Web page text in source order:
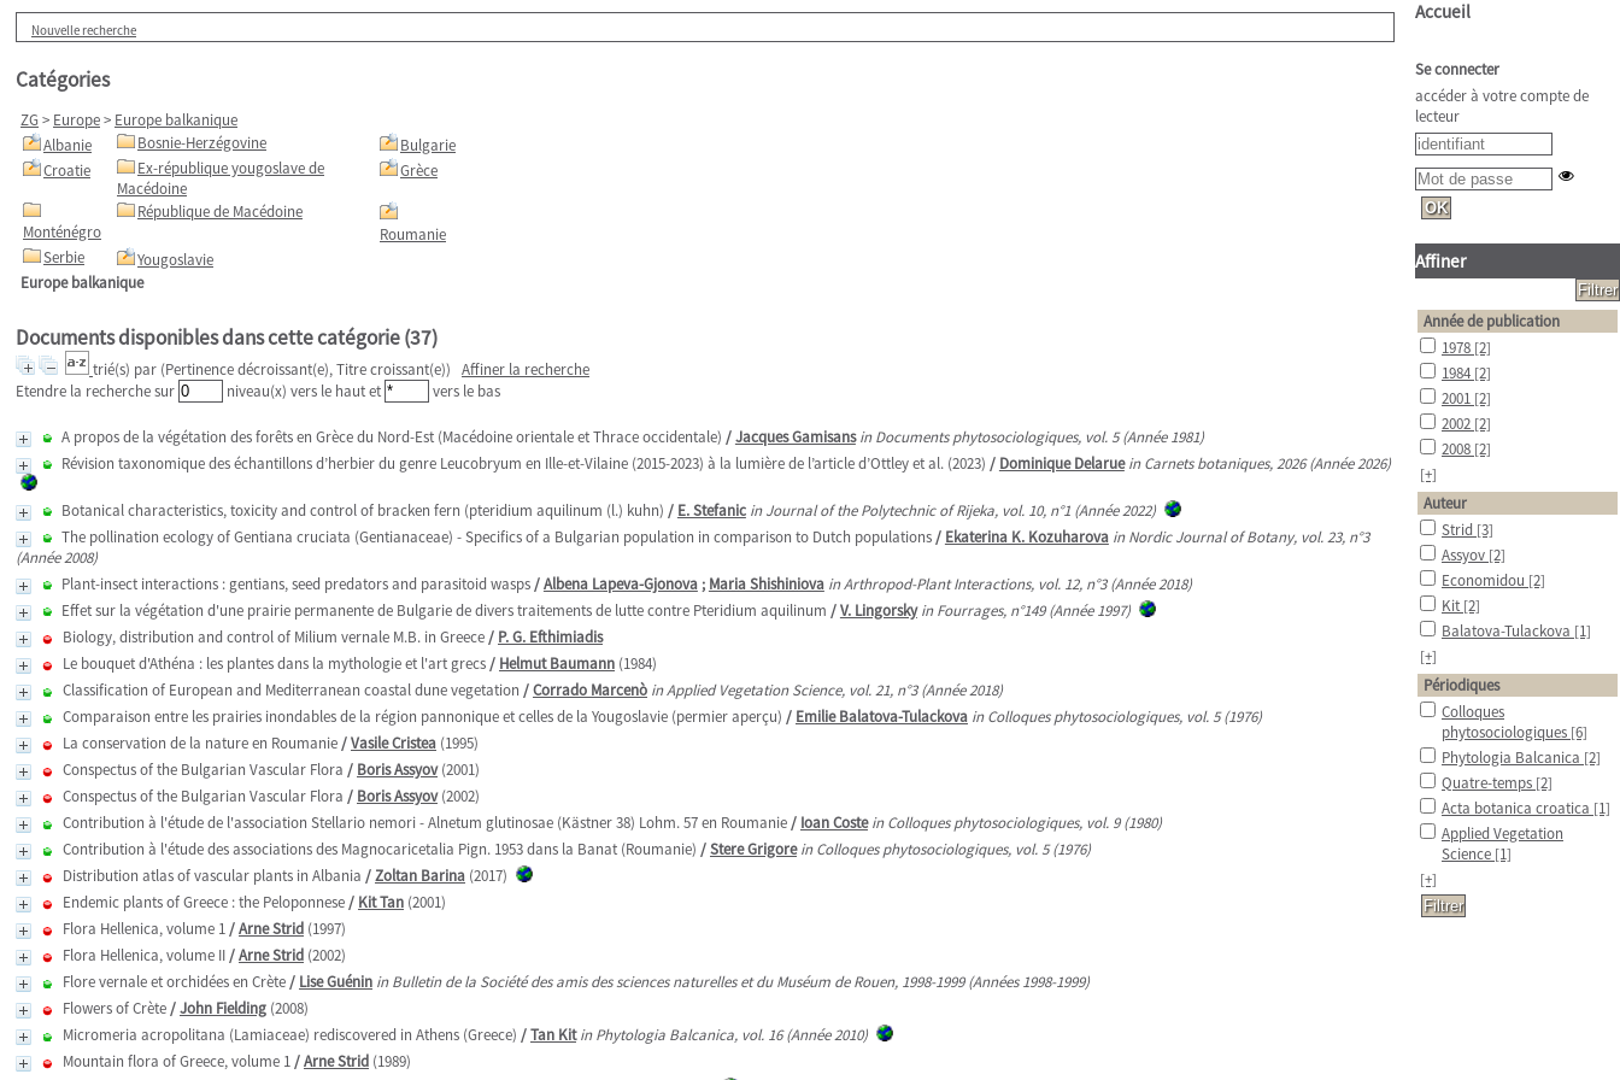
Nouvelle recherche
Catégories
ZG > Europe> Europe balkanique
Albanie
Bosnie-Herzégovine
Bulgarie
Croatie
Ex-république yougoslave de
Macédoine
Grèce
Monténégro
République de Macédoine
Roumanie
Serbie
Yougoslavie
Europe balkanique
Documents disponibles dans cette catégorie (37)
trié(s) par (Pertinence décroissant(e), Titre croissant(e)) Affiner la recherche
Etendre la recherche sur
niveau(x) vers le haut et vers le bas
A propos de la végétation des forêts en Grèce du Nord-Est (Macédoine orientale et Thrace occidentale) /Jacques Gamisans in Documents phytosociologiques, vol. 5 (Année 1981)
Révision taxonomique des échantillons d’herbier du genre Leucobryum en Ille-et-Vilaine (2015-2023) à la lumière de l’article d’Ottley et al. (2023) / Dominique Delarue in Carnets botaniques, 2026 (Année 2026)
Botanical characteristics, toxicity and control of bracken fern (pteridium aquilinum (l.) kuhn) / E. Stefanic in Journal of the Polytechnic of Rijeka, vol. 10, n°1 (Année 2022)
The pollination ecology of Gentiana cruciata (Gentianaceae) - Specifics of a Bulgarian population in comparison to Dutch populations/ Ekaterina K. Kozuharova in Nordic Journal of Botany, vol. 23, n°3
(Année 2008)
Plant-insect interactions : gentians, seed predators and parasitoid wasps/Albena Lapeva-Gjonova; Maria Shishiniova in Arthropod-Plant Interactions, vol. 12, n°3 (Année 2018)
Effet sur la végétation d'une prairie permanente de Bulgarie de divers traitements de lutte contre Pteridium aquilinum /V. Lingorsky in Fourrages, n°149 (Année 1997)
Biology, distribution and control of Milium vernale M.B. in Greece/ P. G. Efthimiadis
Le bouquet d'Athéna : les plantes dans la mythologie et l'art grecs/ Helmut Baumann (1984)
Classification of European and Mediterranean coastal dune vegetation /Corrado Marcenò in Applied Vegetation Science, vol. 21, n°3 (Année 2018)
Comparaison entre les prairies inondables de la région pannonique et celles de la Yougoslavie (permier aperçu) / Emilie Balatova-Tulackova in Colloques phytosociologiques, vol. 5 (1976)
La conservation de la nature en Roumanie/Vasile Cristea (1995)
Conspectus of the Bulgarian Vascular Flora / Boris Assyov(2001)
Conspectus of the Bulgarian Vascular Flora / Boris Assyov(2002)
Contribution à l'étude de l'association Stellario nemori - Alnetum glutinosae (Kästner 38) Lohm. 57 en Roumanie/ Ioan Coste in Colloques phytosociologiques, vol. 9 (1980)
Contribution à l'étude des associations des Magnocaricetalia Pign. 1953 dans la Banat (Roumanie) /Stere Grigore in Colloques phytosociologiques, vol. 5 (1976)
Distribution atlas of vascular plants in Albania /Zoltan Barina (2017)
Endemic plants of Greece : the Peloponnese/ Kit Tan (2001)
Flora Hellenica, volume 1/Arne Strid (1997)
Flora Hellenica, volume II/Arne Strid (2002)
Flore vernale et orchidées en Crète/ Lise Guénin in Bulletin de la Société des amis des sciences naturelles et du Muséum de Rouen, 1998-1999 (Années 1998-1999)
Flowers of Crète/John Fielding (2008)
Micromeria acropolitana (Lamiaceae) rediscovered in Athens (Greece) /Tan Kit in Phytologia Balcanica, vol. 16 (Année 2010)
Mountain flora of Greece, volume 1/Arne Strid (1989)
Accueil
Se connecter
accéder à votre compte de
lecteur
Affiner
Année de publication
1978 [2]
1984 [2]
2001 [2]
2002 [2]
2008 [2]
[+]
Auteur
Strid [3]
Assyov [2]
Economidou [2]
Kit [2]
Balatova-Tulackova [1]
[+]
Périodiques
Colloques
phytosociologiques [6]
Phytologia Balcanica [2]
Quatre-temps [2]
Acta botanica croatica [1]
Applied Vegetation
Science [1]
[+]